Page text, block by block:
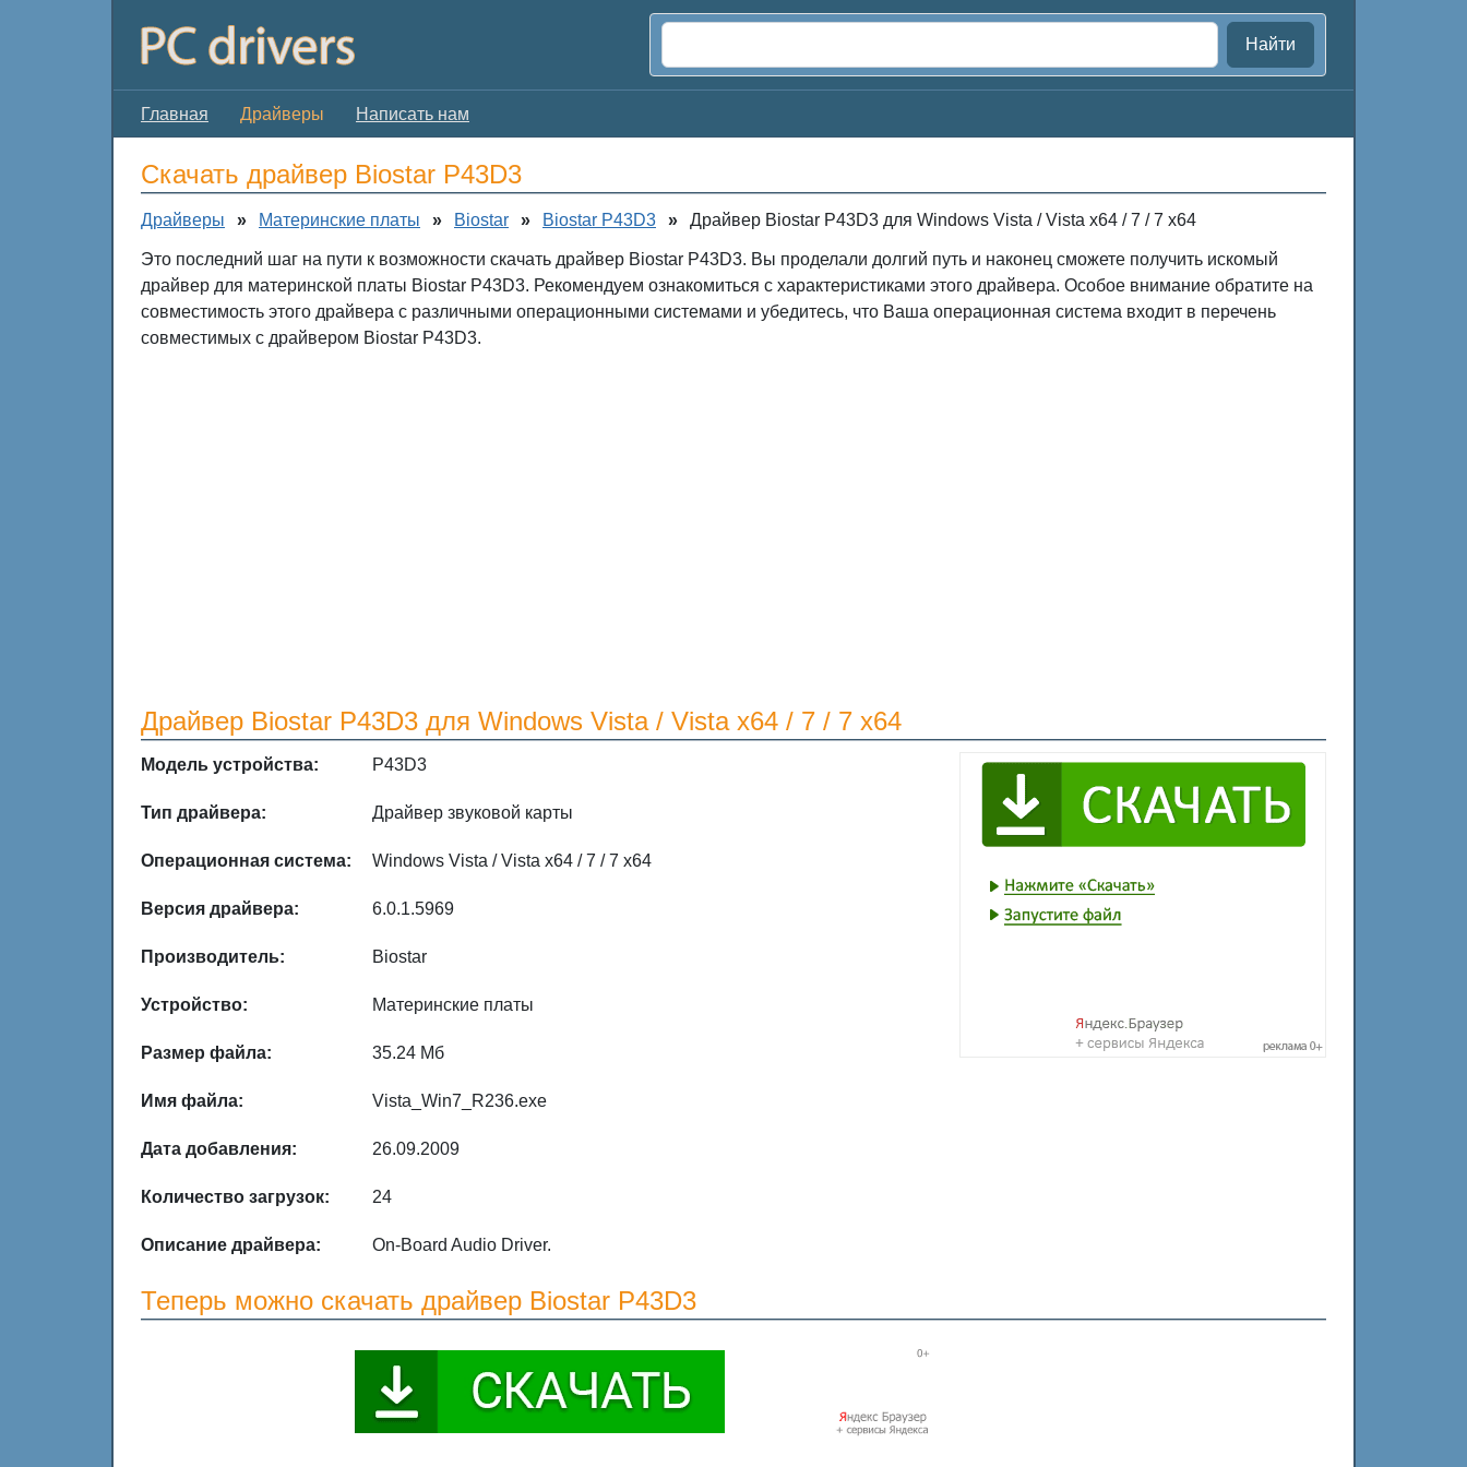
Найти
Главная Драйверы Написать нам
Скачать драйвер Biostar P43D3
Драйверы » Материнские платы » Biostar » Biostar P43D3 » Драйвер Biostar P43D3 для Windows Vista / Vista x64 / 7 / 7 x64
Это последний шаг на пути к возможности скачать драйвер Biostar P43D3. Вы проделали долгий путь и наконец сможете получить искомый
драйвер для материнской платы Biostar P43D3. Рекомендуем ознакомиться с характеристиками этого драйвера. Особое внимание обратите на
совместимость этого драйвера с различными операционными системами и убедитесь, что Ваша операционная система входит в перечень
совместимых с драйвером Biostar P43D3.
Драйвер Biostar P43D3 для Windows Vista / Vista x64 / 7 / 7 x64
Модель устройства: P43D3
Тип драйвера: Драйвер звуковой карты
Операционная система: Windows Vista / Vista x64 / 7 / 7 x64
Версия драйвера: 6.0.1.5969
Производитель: Biostar
Устройство: Материнские платы
Размер файла: 35.24 Мб
Имя файла: Vista_Win7_R236.exe
Дата добавления: 26.09.2009
Количество загрузок: 24
Описание драйвера: On-Board Audio Driver.
Теперь можно скачать драйвер Biostar P43D3